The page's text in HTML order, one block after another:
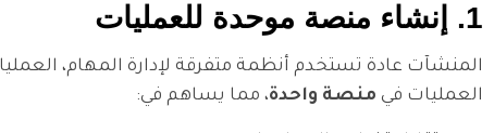
1. إنشاء منصة موحدة للعمليات
العمليات في منصة واحدة، مما يساهم في: